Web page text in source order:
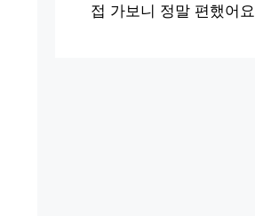
접 가보니 정말 편했어요